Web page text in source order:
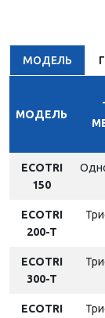
МОДЕЛЬ
МОДЕЛЬ
ECOTRI
150
ECOTRI
200-T
ECOTRI
300-T
ECOTRI